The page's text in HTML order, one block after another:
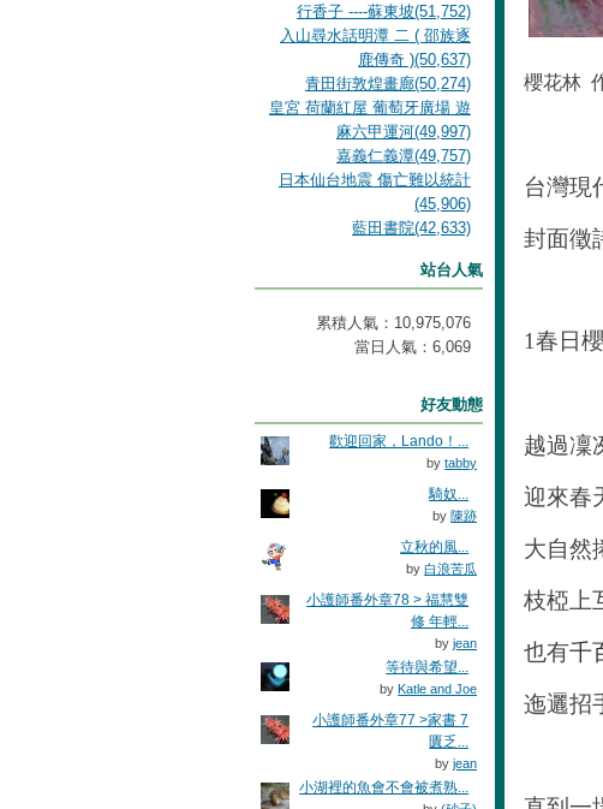
櫻花林
台灣現
封面徵
1春日
越過凜
迎來春
大自然
枝椏上
也有千
迤邐招
行香子 ----蘇東坡(51,752)
入山尋水話明潭 二 ( 邵族逐
鹿傳奇 )(50,637)
青田街敦煌畫廊(50,274)
皇宮 荷蘭紅屋 葡萄牙廣場 遊
麻六甲運河(49,997)
嘉義仁義潭(49,757)
日本仙台地震 傷亡難以統計
(45,906)
藍田書院(42,633)
站台人氣
累積人氣： 10,975,076
當日人氣： 6,069
好友動態
歡迎回家，Lando！...
bytabby
騎奴...
by陳跡
立秋的風...
by白浪苦瓜
小護師番外章78 > 福慧雙
修 年輕...
byjean
等待與希望...
byKatle and Joe
小護師番外章77 >家書 7
匱乏...
byjean
小湖裡的魚會不會被煮熟...